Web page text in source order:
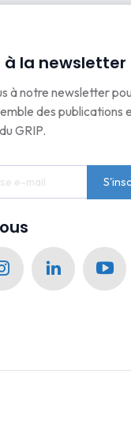
à la newsletter
à notre newsletter
des publications
GRIP.